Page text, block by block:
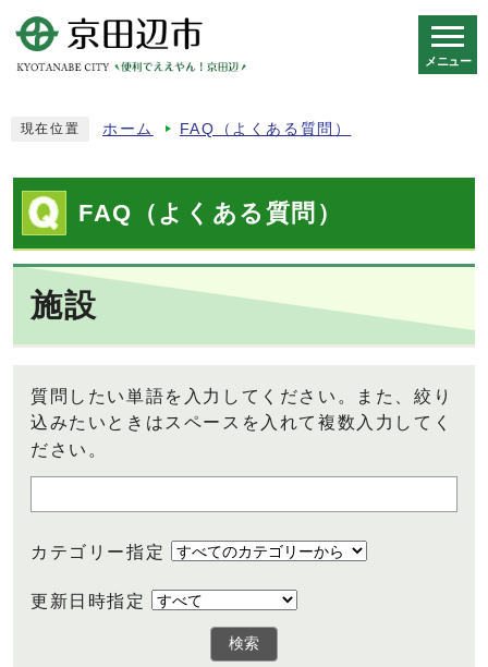
メニュー
現在位置 ホーム FAQ（よくある質問）
FAQ（よくある質問）
施設
質問したい単語を入力してください。また、絞り
込みたいときはスペースを入れて複数入力してく
ださい。
カテゴリー指定
更新日時指定
検索